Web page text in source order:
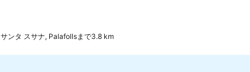
サンタ スサナ, Palafollsまで3.8 km